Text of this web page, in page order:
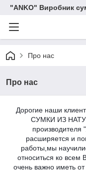
"ANKO" Виробник
Про нас
Про нас
Дорогие наши
СУМКИ ИЗ
производителя
расширяется и
работы,мы
относиться ко
очень важно иметь